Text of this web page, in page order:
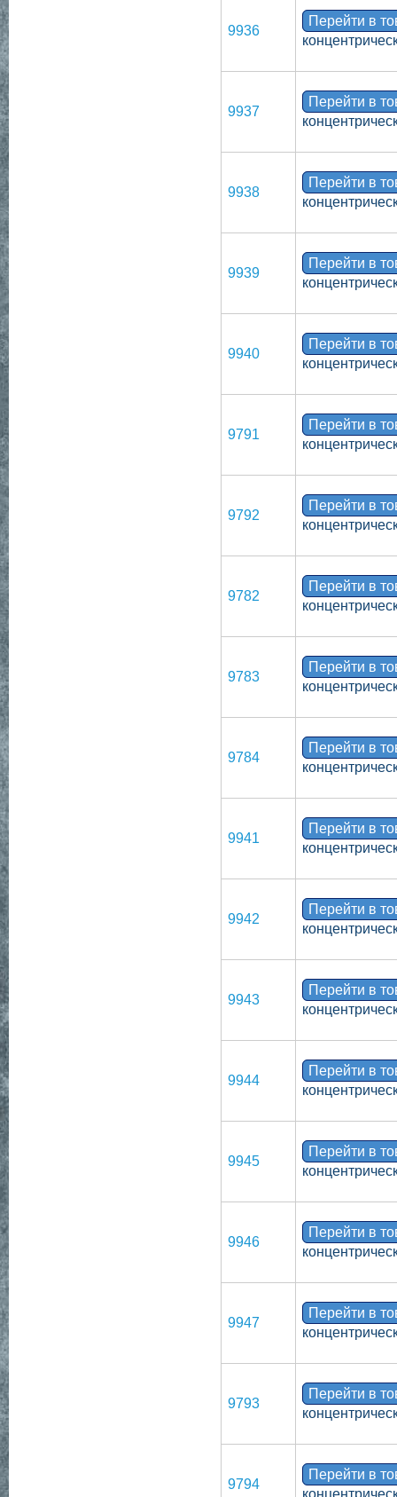
9936
Перейти в
9937
Перейти в
9938
Перейти в
9939
Перейти в
9940
Перейти в
9791
Перейти в
9792
Перейти в
9782
Перейти в
9783
Перейти в
9784
Перейти в
9941
Перейти в
9942
Перейти в
9943
Перейти в
9944
Перейти в
9945
Перейти в
9946
Перейти в
9947
Перейти в
9793
Перейти в
9794
Перейти в